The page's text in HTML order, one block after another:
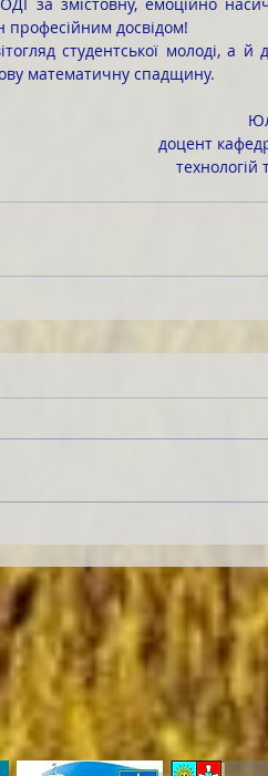
професійним досвідом!
математичну спадщину.
доцент